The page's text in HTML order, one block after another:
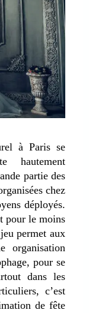
à Paris se
hautement
partie des
chez
déployés.
pour le moins
permet aux
organisation
pour se
dans les
c’est
de fête